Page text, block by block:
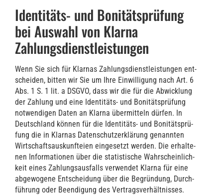
Identitäts- und Bonitätsprüfung
bei Auswahl von Klarna
Zahlungsdienstleistungen
Wenn Sie sich für Klar­nas Zah­lungs­dienst­leis­tun­gen ent­
schei­den, bit­ten wir Sie um Ihre Ein­wil­li­gung nach Art. 6
Abs. 1 S. 1 lit. a DSGVO, dass wir die für die Abwick­lung
der Zah­lung und eine Iden­ti­täts- und Boni­täts­prü­fung
not­wen­di­gen Daten an Klar­na über­mit­teln dür­fen. In
Deutsch­land kön­nen für die Iden­ti­täts- und Boni­täts­prü­
fung die in Klar­nas Daten­schutz­er­klä­rung genann­ten
Wirt­schafts­aus­kunftei­en ein­ge­setzt wer­den. Die erhal­te­
nen Infor­ma­tio­nen über die sta­tis­ti­sche Wahr­schein­lich­
keit eines Zah­lungs­aus­falls ver­wen­det Klar­na für eine
abge­wo­ge­ne Ent­schei­dung über die Begrün­dung, Durch­
füh­rung oder Been­di­gung des Ver­trags­ver­hält­nis­ses.